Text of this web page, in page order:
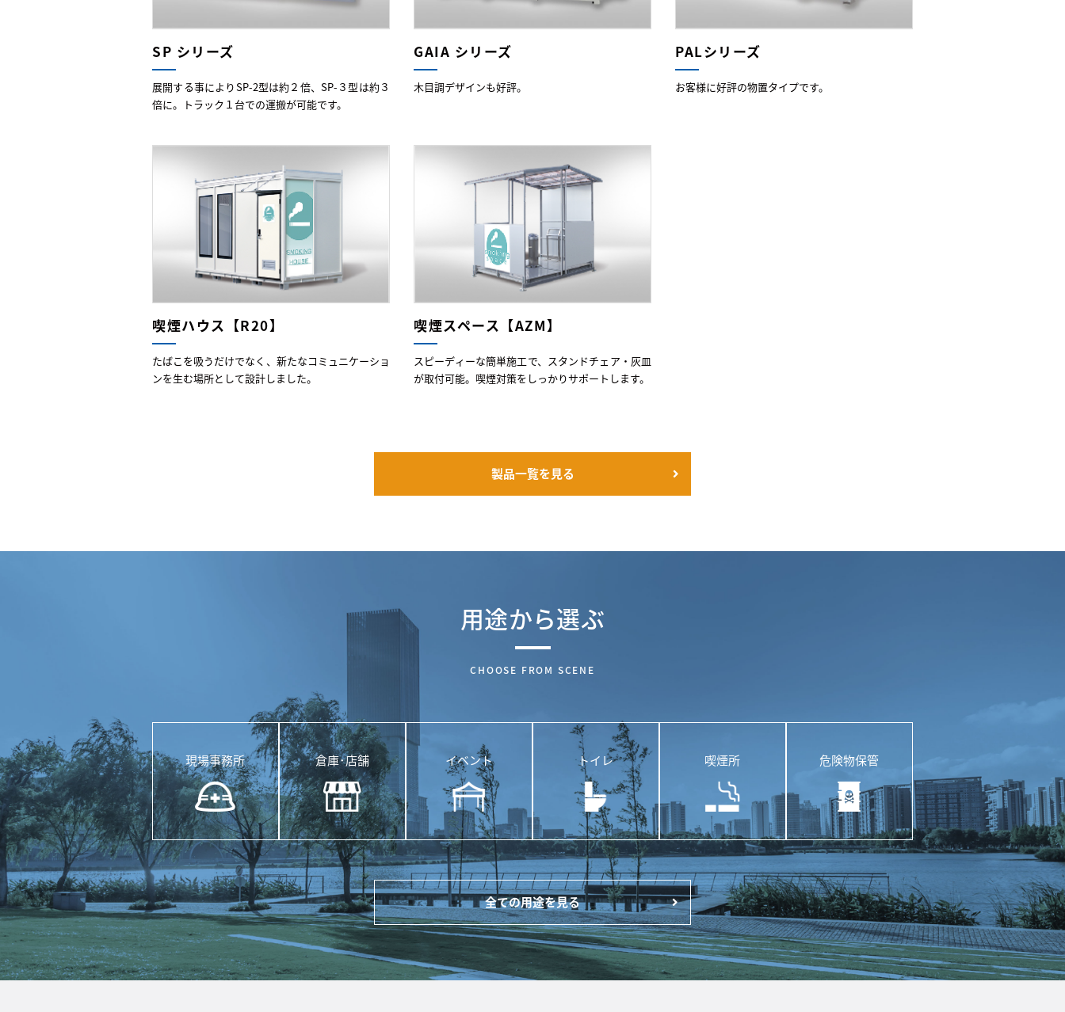
SP シリーズ
展開する事によりSP-2型は約２倍、SP-３型は約３
倍に。トラック１台での運搬が可能です。
GAIA シリーズ
木目調デザインも好評。
PALシリーズ
お客様に好評の物置タイプです。
喫煙ハウス【R20】
たばこを吸うだけでなく、新たなコミュニケーショ
ンを生む場所として設計しました。
喫煙スペース【AZM】
スピーディーな簡単施工で、スタンドチェア・灰皿
が取付可能。喫煙対策をしっかりサポートします。
製品一覧を見る
用途から選ぶ
CHOOSE FROM SCENE
現場事務所 倉庫･店舗 イベント トイレ 喫煙所 危険物保管
全ての用途を見る